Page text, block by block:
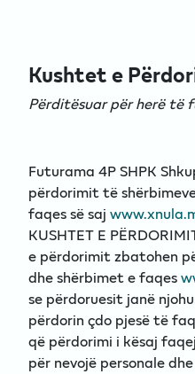
Kushtet e
Përditësuar për herë të
Futurama 4P SHPK
përdorimit të
faqes së saj
KUSHTET E
e përdorimit zbatohen
dhe shërbimet e faqes
se përdoruesit janë
përdorin çdo pjesë të
që përdorimi i kësaj
për nevojë personale